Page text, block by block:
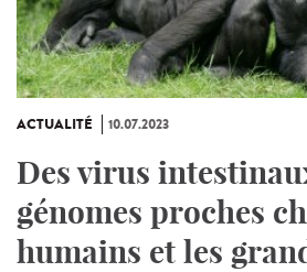
ACTUALITÉ 10.07.2023
Des virus
génomes proches
humains et les